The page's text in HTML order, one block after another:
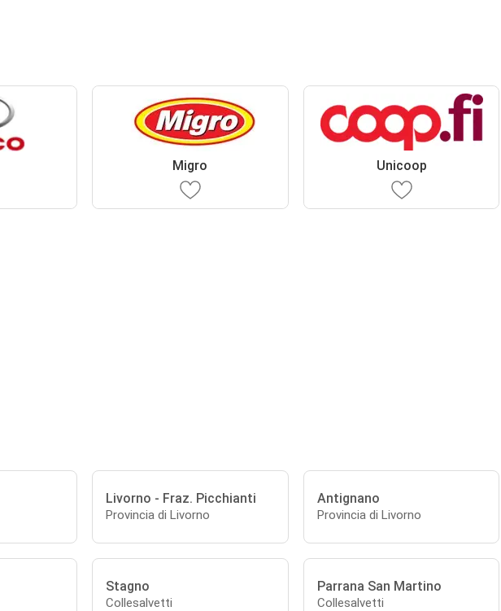
Migro Unicoop
Livorno - Fraz. Picchianti
Provincia di Livorno
Antignano
Provincia di Livorno
Stagno
Collesalvetti
Parrana San Martino
Collesalvetti